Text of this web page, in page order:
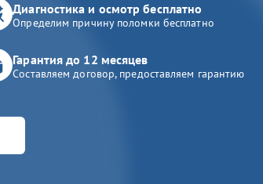
Диагностика и осмотр бесплатно
Определим причину поломки бесплатно
Гарантия до 12 месяцев
Составляем договор, предоставляем гарантию